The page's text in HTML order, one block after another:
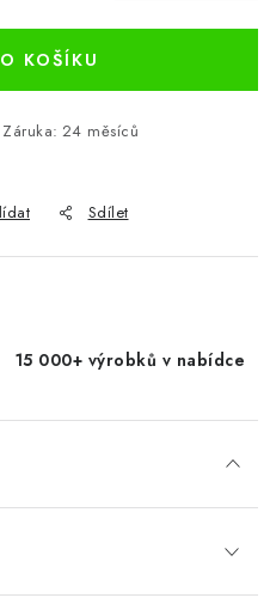
KOŠÍKU
Záruka: 24 měsíců
Sdílet
15 000+ výrobků v nabídce